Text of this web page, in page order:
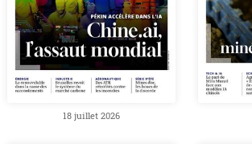
18 juillet 2026